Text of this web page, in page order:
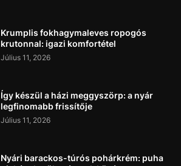
Krumplis fokhagymaleves ropogós
krutonnal: igazi komfortétel
Július 11, 2026
Így készül a házi meggyszörp: a nyár
legfinomabb frissítője
Július 11, 2026
Nyári barackos-túrós pohárkrém: puha